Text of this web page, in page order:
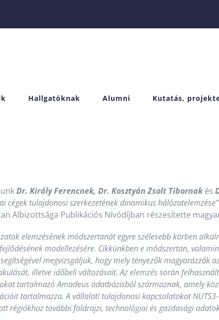
Hallgatóknak Alumni Kutatás,
Dr. Király Ferencnek, Dr. Kosztyán Zsolt Tibornakés
cégek tulajdonosi szerkezetének dinamikus hálózatelemzése”
Albizottsága Publikációs Nívódíjban részesítette
elemzésének módszertanát egyre szélesebb körben
modellezésére. Cikkünkben e módszertan,
megvizsgáljuk, hogy mely tényezők magyarázzák
illetve időbeli változásait. Az elemzés során
tartalmazó Amadeus adatbázisból származnak, amely
tartalmazza. A vállalati tulajdonosi kapcsolatokat
régiókhoz további földrajzi, technológiai és gazdasági